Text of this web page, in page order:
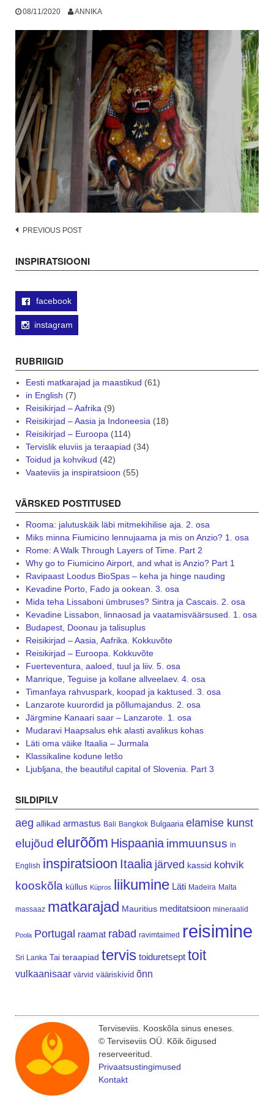
08/11/2020 ANNIKA
Post
PREVIOUS POST
INSPIRATSIOONI
facebook
instagram
RUBRIIGID
Eesti matkarajad ja maastikud (61)
in English (7)
Reisikirjad – Aafrika(9)
Reisikirjad – Aasia ja Indoneesia(18)
Reisikirjad – Euroopa(114)
Tervislik eluviis ja teraapiad (34)
Toidud ja kohvikud (42)
Vaateviis ja inspiratsioon (55)
VÄRSKED POSTITUSED
Rooma: jalutuskäik läbi mitmekihilise aja. 2. osa
Miks minna Fiumicino lennujaama ja mis on Anzio? 1. osa
Rome: A Walk Through Layers of Time. Part 2
Why go to Fiumicino Airport, and what is Anzio? Part 1
Ravipaast Loodus BioSpas – keha ja hinge nauding
Kevadine Porto, Fado ja ookean. 3. osa
Mida teha Lissaboni ümbruses? Sintra ja Cascais. 2. osa
Kevadine Lissabon, linnaosad ja vaatamisväärsused. 1. osa
Budapest, Doonau ja talisuplus
Reisikirjad – Aasia, Aafrika. Kokkuvõte
Reisikirjad – Euroopa. Kokkuvõte
Fuerteventura, aaloed, tuul ja liiv. 5. osa
Manrique, Teguise ja kollane allveelaev. 4. osa
Timanfaya rahvuspark, koopad ja kaktused. 3. osa
Lanzarote kuurordid ja põllumajandus. 2. osa
Järgmine Kanaari saar – Lanzarote. 1. osa
Mudaravi Haapsalus ehk alasti avalikus kohas
Läti oma väike Itaalia – Jurmala
Klassikaline kodune letšo
Ljubljana, the beautiful capital of Slovenia. Part 3
SILDIPILV
aeg allikad armastus Bali Bangkok Bulgaaria elamise kunst
elujõud elurõõm Hispaania immuunsus in
English inspiratsioon Itaalia järved kassid kohvik
kooskõla küllus Küpros liikumine Läti Madeira Malta
massaaz matkarajad Mauritius meditatsioon mineraalid
Poola Portugal raamat rabad ravimtaimed reisimine
Sri Lanka Tai teraapiad tervis toiduretsept toit
vulkaanisaar värvid vääriskivid õnn
Terviseviis. Kooskõla sinus eneses.
© Terviseviis OÜ. Kõik õigused
reserveeritud.
Privaatsustingimused
Kontakt